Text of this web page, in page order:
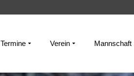
Termine Verein Mannschaft